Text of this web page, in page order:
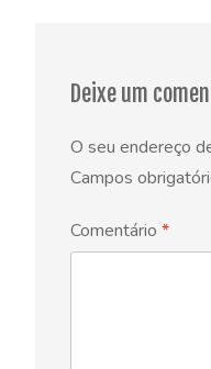
Deixe um
O seu endereço
Campos
Comentário *